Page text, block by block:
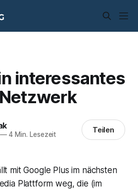
interessantes
—4 Min. Lesezeit Teilen
mit Google Plus im nächsten
Plattform weg, die (im